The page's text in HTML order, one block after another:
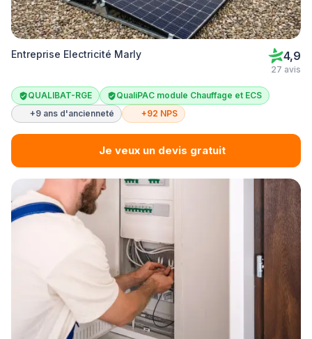
Entreprise Electricité Marly 4,9
27 avis
QUALIBAT-RGE
QualiPAC module Chauffage et ECS
+9 ans d'ancienneté
+92 NPS
Je veux un devis gratuit